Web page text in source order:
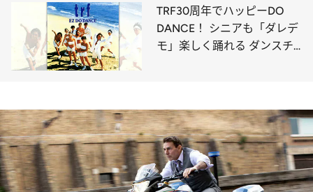
TRF30周年でハッピーDO
DANCE！ シニアも「ダレデ
モ」楽しく踊れる ダンスチ